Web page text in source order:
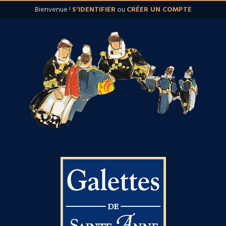
Bienvenue !S'IDENTIFIERou CRÉER UN COMPTE